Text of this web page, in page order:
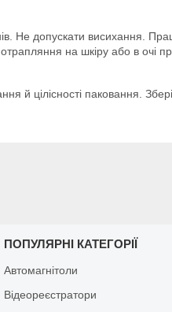
Не допускати висихання.
на шкіру або в очі
цілісності паковання.
ПОПУЛЯРНІ КАТЕГОРІЇ
Автомагнітоли
Відеореєстратори